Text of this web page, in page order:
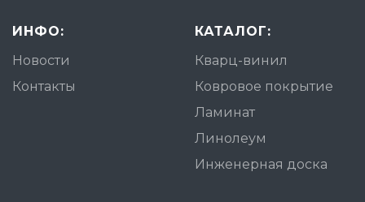
ИНФО:
Новости
Контакты
КАТАЛОГ:
Кварц-винил
Ковровое покрытие
Ламинат
Линолеум
Инженерная доска